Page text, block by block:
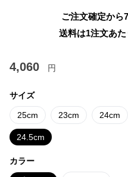
ご注文確定から
送料は1注文あた
4,060 円
サイズ
25cm 23cm 24cm
24.5cm
カラー